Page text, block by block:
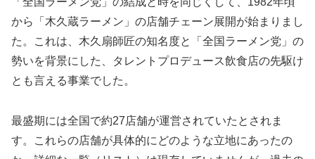
から「木久蔵ラーメン」の店舗チェーン展開が始まりまし
た。これは、木久扇師匠の知名度と「全国ラーメン党」の
勢いを背景にした、タレントプロデュース飲食店の先駆け
とも言える事業でした。
最盛期には全国で約27店舗が運営されていたとされま
す。これらの店舗が具体的にどのような立地にあったの